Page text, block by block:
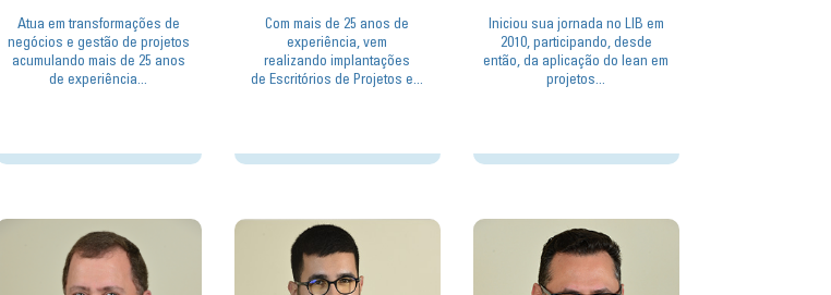
Atua em transformações de
negócios e gestão de projetos
acumulando mais de 25 anos
de experiência...
Com mais de 25 anos de
experiência, vem
realizando implantações
de Escritórios de Projetos e...
Iniciou sua jornada no LIB em
2010, participando, desde
então, da aplicação do lean em
projetos...